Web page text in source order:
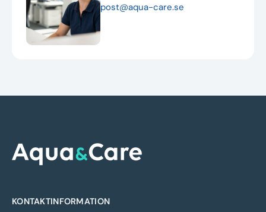
post@aqua-care.se
KONTAKTINFORMATION